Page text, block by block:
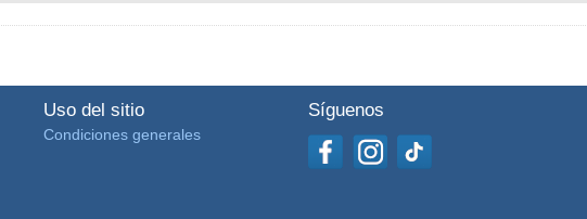
Uso del sitio
Condiciones generales
Síguenos